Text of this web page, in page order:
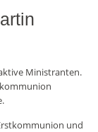
Ministranten.
und